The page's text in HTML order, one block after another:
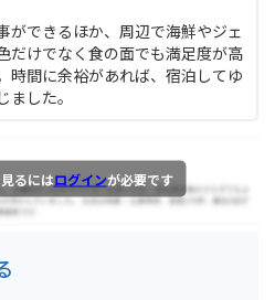
ができるほか、周辺で海鮮やジェ
だけでなく食の面でも満足度が高
時間に余裕があれば、宿泊してゆ
した。
るにはログインが必要です